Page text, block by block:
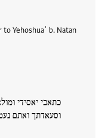
Yehoshuaʿ b. Natan
כתאבי יאסידי
וסעאדתך ואתם